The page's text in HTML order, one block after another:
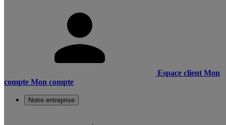
Espace client Mon
compte Mon compte
Notre entreprise